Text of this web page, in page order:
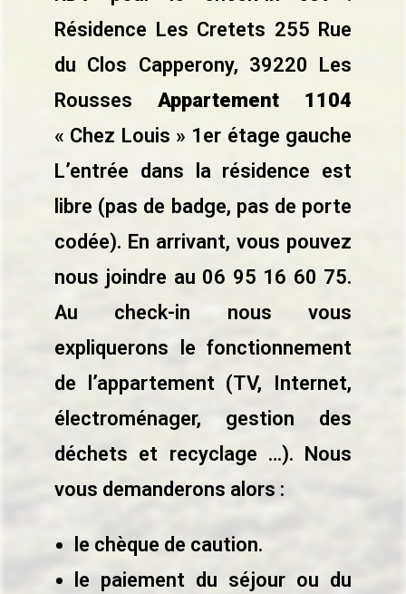
Résidence Les Cretets 255 Rue
du Clos Capperony, 39220 Les
Rousses Appartement 1104
« Chez Louis » 1er étage gauche
L’entrée dans la résidence est
libre (pas de badge, pas de porte
codée). En arrivant, vous pouvez
nous joindre au 06 95 16 60 75.
Au check-in nous vous
expliquerons le fonctionnement
de l’appartement (TV, Internet,
électroménager, gestion des
déchets et recyclage …). Nous
vous demanderons alors :
le chèque de caution.
le paiement du séjour ou du